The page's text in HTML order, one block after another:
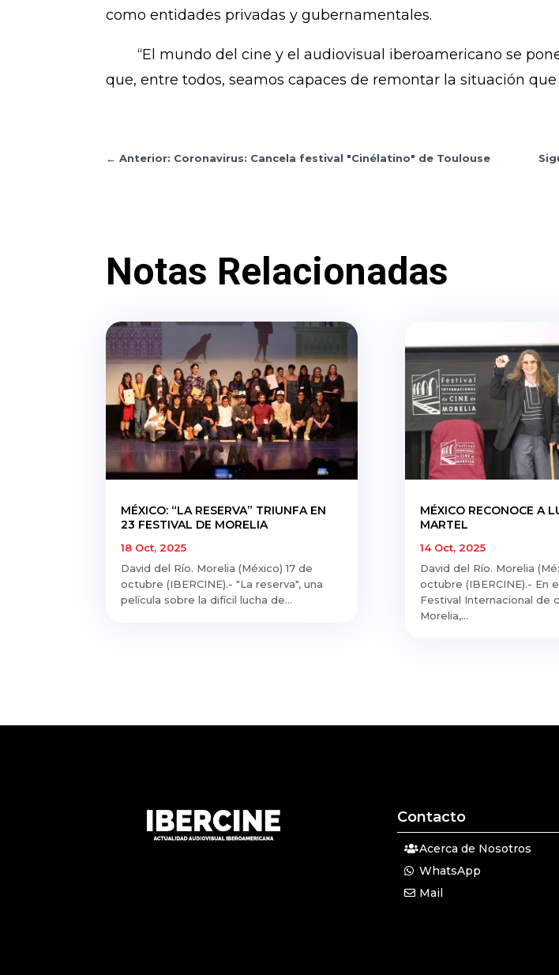
como entidades privadas y gubernamentales.
“El mundo del cine y el audiovisual iberoamericano se
que, entre todos, seamos capaces de remontar la situación
←Anterior: Coronavirus: Cancela festival "Cinélatino" de Toulouse
Notas Relacionadas
MÉXICO: “LA RESERVA” TRIUNFA EN
23 FESTIVAL DE MORELIA
18 Oct, 2025
David del Río. Morelia (México) 17 de
octubre (IBERCINE).- "La reserva", una
película sobre la difícil lucha de...
MÉXICO RECONOCE A
MARTEL
14 Oct, 2025
David del Río. Morelia
octubre (IBERCINE).- En
Festival Internacional de
Morelia,...
Contacto
Acerca de Nosotros
WhatsApp
Mail